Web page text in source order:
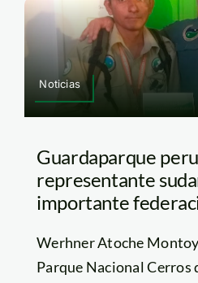
Noticias
Guardaparque
representante
importante
Werhner Atoche
Parque Nacional Cerros